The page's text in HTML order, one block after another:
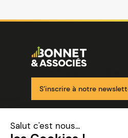
Image
S’inscrire à notre
Nos solutions